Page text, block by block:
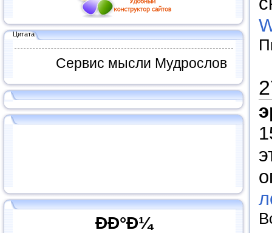
Цитата
Сервис мысли Мудрослов
ÐÐ°Ð¼